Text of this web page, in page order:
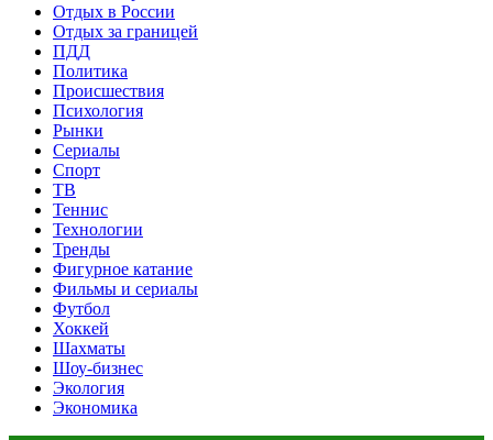
Отдых в России
Отдых за границей
ПДД
Политика
Происшествия
Психология
Рынки
Сериалы
Спорт
ТВ
Теннис
Технологии
Тренды
Фигурное катание
Фильмы и сериалы
Футбол
Хоккей
Шахматы
Шоу-бизнес
Экология
Экономика